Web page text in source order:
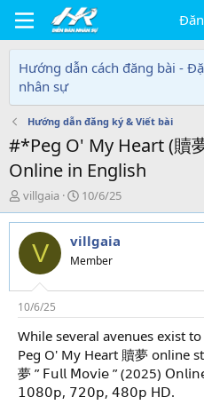
Hướng dẫn cách đăng bài -
nhân sự
Hướng dẫn đăng ký & Viết bài
#*Peg O' My Heart (贖
Online in English
T
h
r
e
d
s
t
a
r
t
e
r
villgaia
N
g
à
y
g
i
10/6/25
V villgaia
Member
10/6/25
While several avenues exist
Peg O' My Heart 贖夢 online
夢 ” 𝖥𝗎𝗅𝗅 𝖬𝗈𝗏𝗂𝖾 ” (2025)
𝟣𝟢𝟪𝟢𝗉, 𝟩𝟤𝟢𝗉, 𝟦𝟪𝟢𝗉 𝖧𝖣.